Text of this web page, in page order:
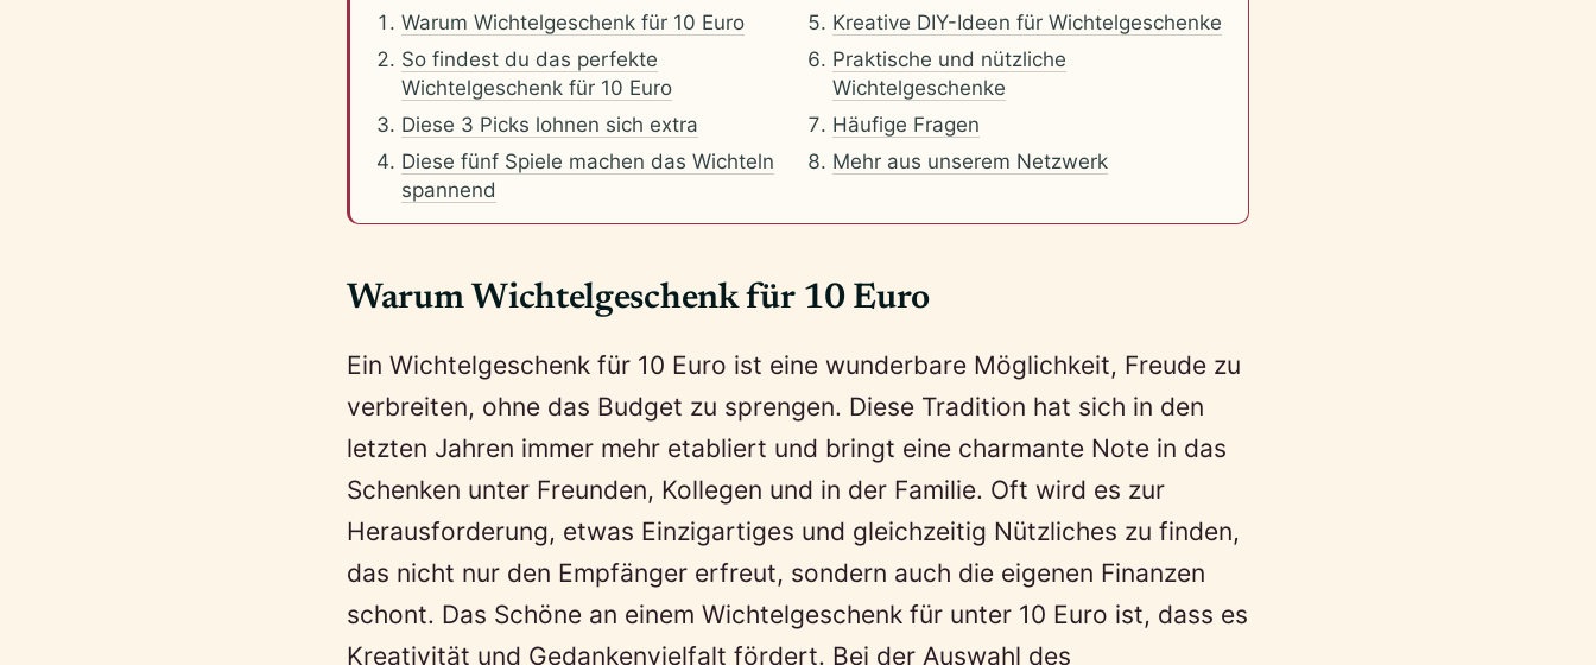
Warum Wichtelgeschenk für 10 Euro
So findest du das perfekte
Wichtelgeschenk für 10 Euro
Diese 3 Picks lohnen sich extra
Diese fünf Spiele machen das Wichteln
spannend
Kreative DIY-Ideen für Wichtelgeschenke
Praktische und nützliche
Wichtelgeschenke
Häufige Fragen
Mehr aus unserem Netzwerk
Warum Wichtelgeschenk für 10 Euro
Ein Wichtelgeschenk für 10 Euro ist eine wunderbare Möglichkeit, Freude zu
verbreiten, ohne das Budget zu sprengen. Diese Tradition hat sich in den
letzten Jahren immer mehr etabliert und bringt eine charmante Note in das
Schenken unter Freunden, Kollegen und in der Familie. Oft wird es zur
Herausforderung, etwas Einzigartiges und gleichzeitig Nützliches zu finden,
das nicht nur den Empfänger erfreut, sondern auch die eigenen Finanzen
schont. Das Schöne an einem Wichtelgeschenk für unter 10 Euro ist, dass es
Kreativität und Gedankenvielfalt fördert. Bei der Auswahl des